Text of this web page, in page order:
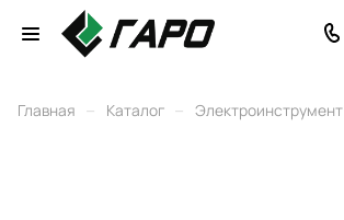
Главная – Каталог – Электроинструмент